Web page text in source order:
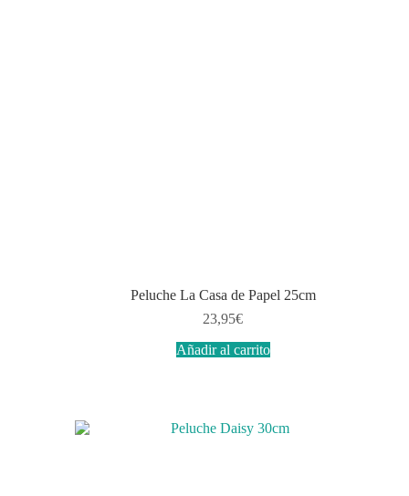
Peluche La Casa de Papel 25cm
23,95€
Añadir al carrito